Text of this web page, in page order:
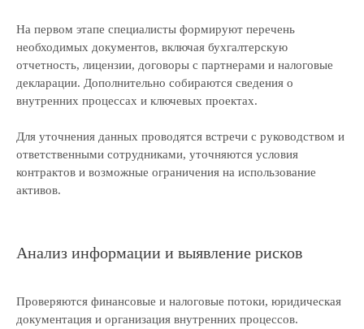
На первом этапе специалисты формируют перечень
необходимых документов, включая бухгалтерскую
отчетность, лицензии, договоры с партнерами и налоговые
декларации. Дополнительно собираются сведения о
внутренних процессах и ключевых проектах.
Для уточнения данных проводятся встречи с руководством и
ответственными сотрудниками, уточняются условия
контрактов и возможные ограничения на использование
активов.
Анализ информации и выявление рисков
Проверяются финансовые и налоговые потоки, юридическая
документация и организация внутренних процессов.